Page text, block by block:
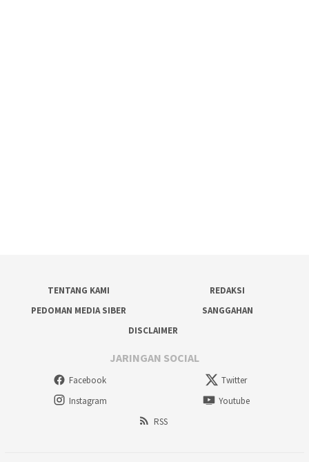
TENTANG KAMI
REDAKSI
PEDOMAN MEDIA SIBER
SANGGAHAN
DISCLAIMER
JARINGAN SOCIAL
Facebook
Twitter
Instagram
Youtube
RSS